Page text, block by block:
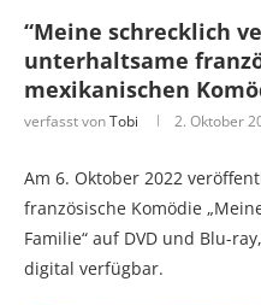
“Meine schrecklich
unterhaltsame
mexikanischen
verfasst vonTobi 2. Oktober
Am 6. Oktober 2022
französische Komödie
Familie“ auf DVD und Blu-
digital verfügbar.